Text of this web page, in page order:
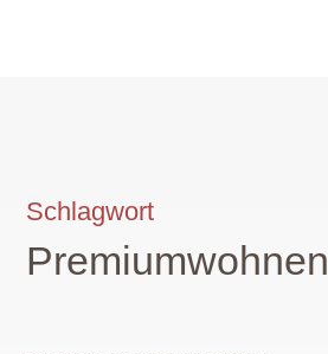
Schlagwort
Premiumwohnen